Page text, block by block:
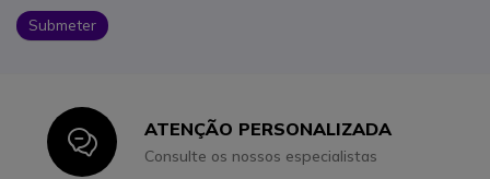
Submeter
IconATENÇÃO PERSONALIZADA
Consulte os nossos especialistas